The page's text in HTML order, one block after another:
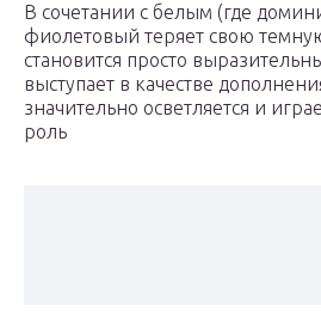
В сочетании с белым (где
фиолетовый теряет свою
становится просто
выступает в качестве
значительно осветляется и
роль